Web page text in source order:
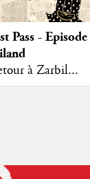
Pass -
à Zarbil...